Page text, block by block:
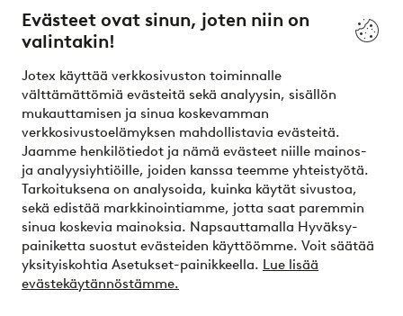
Evästeet ovat sinun, joten niin on
valintakin!
Jotex käyttää verkkosivuston toiminnalle
välttämättömiä evästeitä sekä analyysin, sisällön
mukauttamisen ja sinua koskevamman
verkkosivustoelämyksen mahdollistavia evästeitä.
Jaamme henkilötiedot ja nämä evästeet niille mainos-
ja analyysiyhtiöille, joiden kanssa teemme yhteistyötä.
Tarkoituksena on analysoida, kuinka käytät sivustoa,
sekä edistää markkinointiamme, jotta saat paremmin
sinua koskevia mainoksia. Napsauttamalla Hyväksy-
painiketta suostut evästeiden käyttöömme. Voit säätää
yksityiskohtia Asetukset-painikkeella. Lue lisää
evästekäytännöstämme.
Ehdot
Ystävät
Turvalliset maksut – maksa nyt tai erissä
Haluatko tietää lisää maksuvaihtoehdoistamme?
elpy